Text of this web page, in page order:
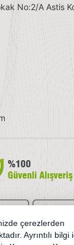
No:2/A Astis
çerezlerden
Ayrıntılı bilgi